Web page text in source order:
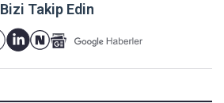
Bizi Takip Edin